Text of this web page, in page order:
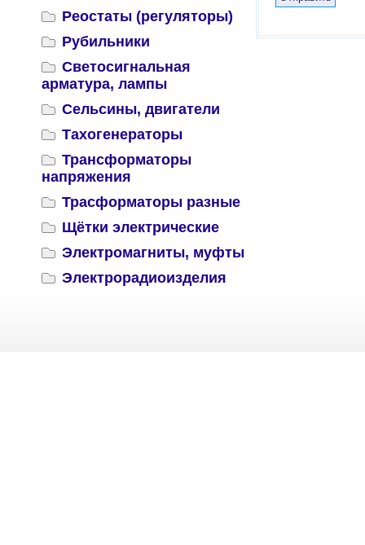
Реостаты (регуляторы)
Рубильники
Светосигнальная
арматура, лампы
Сельсины, двигатели
Тахогенераторы
Трансформаторы
напряжения
Трасформаторы разные
Щётки электрические
Электромагниты, муфты
Электрорадиоизделия